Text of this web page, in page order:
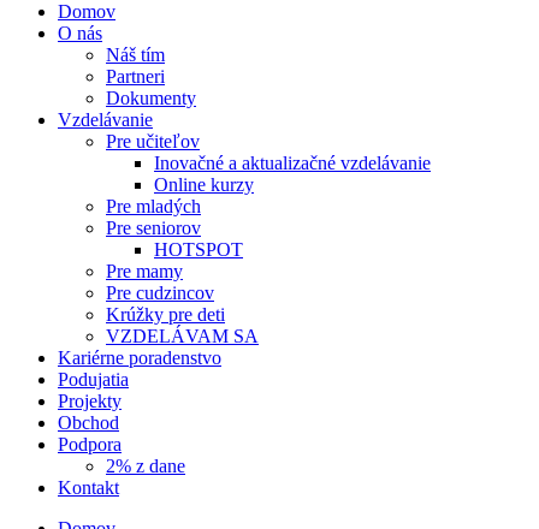
Domov
O nás
Náš tím
Partneri
Dokumenty
Vzdelávanie
Pre učiteľov
Inovačné a aktualizačné vzdelávanie
Online kurzy
Pre mladých
Pre seniorov
HOTSPOT
Pre mamy
Pre cudzincov
Krúžky pre deti
VZDELÁVAM SA
Kariérne poradenstvo
Podujatia
Projekty
Obchod
Podpora
2% z dane
Kontakt